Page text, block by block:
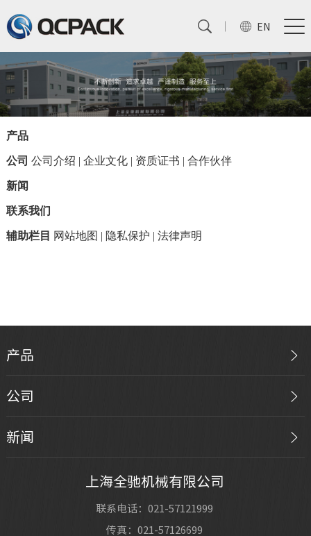
EN
产品
公司 公司介绍 | 企业文化| 资质证书 | 合作伙伴
新闻
联系我们
辅助栏目 网站地图 | 隐私保护 | 法律声明
产品
公司
新闻
上海全驰机械有限公司
联系电话：021-57121999
传真：021-57126699